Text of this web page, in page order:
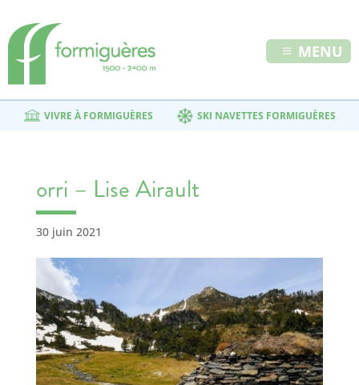
MENU
VIVRE À FORMIGUÈRES SKI NAVETTES FORMIGUÈRES
orri – Lise Airault
30 juin 2021